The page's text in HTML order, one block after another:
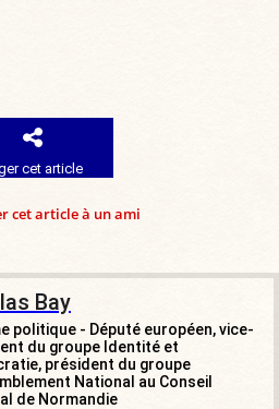
cet article
cet article à un ami
Bay
politique - Député européen, vice-
du groupe Identité et
président du groupe
National au Conseil
de Normandie